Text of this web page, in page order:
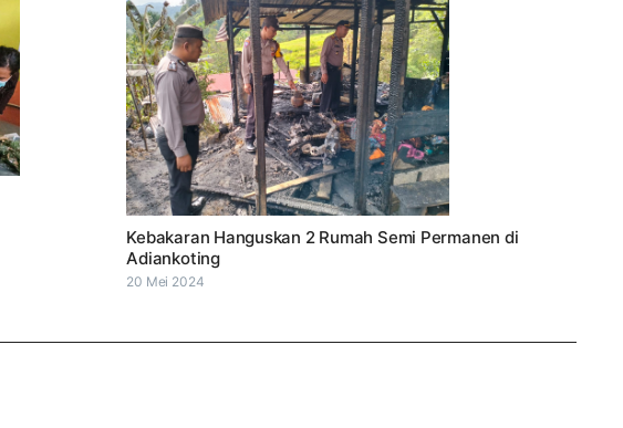
Kebakaran Hanguskan 2 Rumah Semi Permanen di
Adiankoting
20 Mei 2024